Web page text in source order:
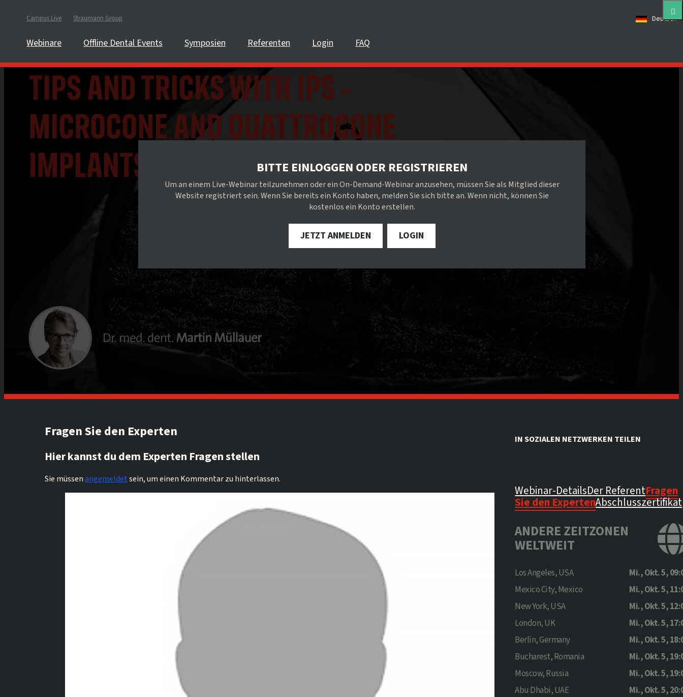
Campus Live Straumann Group Deutsch
Webinare Offline Dental Events Symposien Referenten Login FAQ
BITTE EINLOGGEN ODER REGISTRIEREN
Um an einem Live-Webinar teilzunehmen oder ein On-Demand-Webinar anzusehen, müssen Sie als Mitglied dieser
Website registriert sein. Wenn Sie bereits ein Konto haben, melden Sie sich bitte an. Wenn nicht, können Sie
kostenlos ein Konto erstellen.
JETZT ANMELDEN LOGIN
Fragen Sie den Experten
Hier kannst du dem Experten Fragen stellen
Sie müssenangemeldetsein, um einen Kommentar zu hinterlassen.
IN SOZIALEN NETZWERKEN TEILEN
Webinar-DetailsDer ReferentFragen
Sie den ExpertenAbschlusszertifikat
ANDERE ZEITZONEN
WELTWEIT
Los Angeles, USA
Mi., Okt. 5,
Mexico City, Mexico
Mi., Okt. 5,
New York, USA
Mi., Okt. 5,
London, UK
Mi., Okt. 5,
Berlin, Germany
Mi., Okt. 5,
Bucharest, Romania
Mi., Okt. 5,
Moscow, Russia
Mi., Okt. 5,
Abu Dhabi, UAE
Mi., Okt. 5,